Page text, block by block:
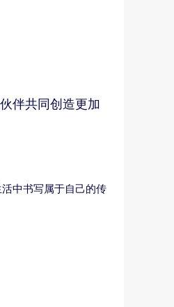
伴共同创造更加
中书写属于自己的传